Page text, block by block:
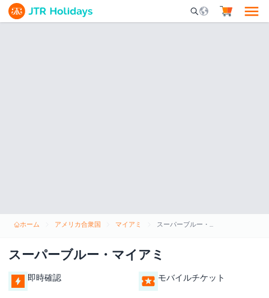
Mobile Search
ホーム アメリカ合衆国 マイアミ スーパーブルー・マイアミ
スーパーブルー・マイアミ
即時確認 モバイルチケット